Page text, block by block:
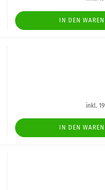
IN DEN
inkl.
IN DEN